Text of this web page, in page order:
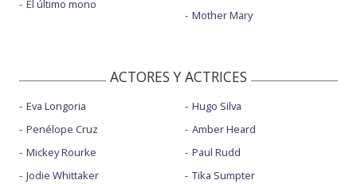
El último mono
Mother Mary
ACTORES Y ACTRICES
Eva Longoria
Penélope Cruz
Mickey Rourke
Jodie Whittaker
Hugo Silva
Amber Heard
Paul Rudd
Tika Sumpter